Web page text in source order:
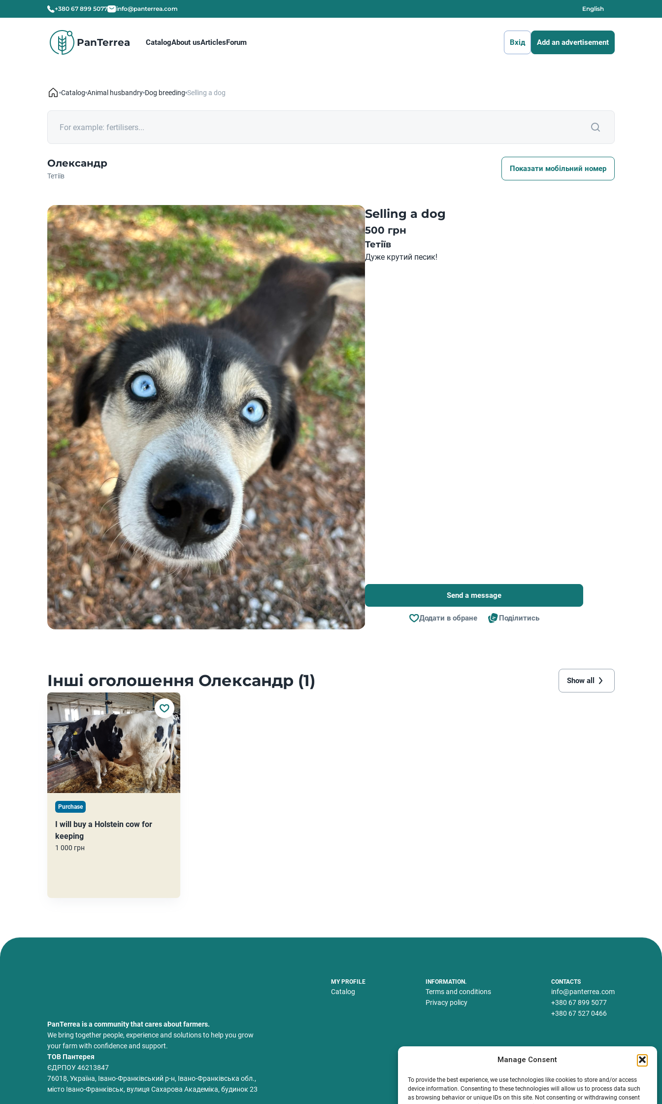
Manage Consent
To provide the best experience, we use technologies like cookies to store and/or access
device information. Consenting to these technologies will allow us to process data such
as browsing behavior or unique IDs on this site. Not consenting or withdrawing consent
+380 67 899 5077 info@panterrea.com English
PanTerrea CatalogAbout usArticlesForum Вхід Add an advertisement
Catalog Animal husbandry Dog breeding Selling a dog
Олександр
Тетіїв
Показати мобільний номер
Selling a dog
500 грн
Тетіїв
Дуже крутий песик!
Send a message
Додати в обране Поділитись
Інші оголошення Олександр (1) Show all
Purchase
I will buy a Holstein cow for
keeping
1 000 грн
PanTerrea is a community that cares about farmers.
We bring together people, experience and solutions to help you grow
your farm with confidence and support.
ТОВ Пантерея
ЄДРПОУ 46213847
76018, Україна, Івано-Франківський р-н, Івано-Франківська обл.,
місто Івано-Франківськ, вулиця Сахарова Академіка, будинок 23
MY PROFILE
Catalog
INFORMATION.
Terms and conditions
Privacy policy
CONTACTS
info@panterrea.com
+380 67 899 5077
+380 67 527 0466